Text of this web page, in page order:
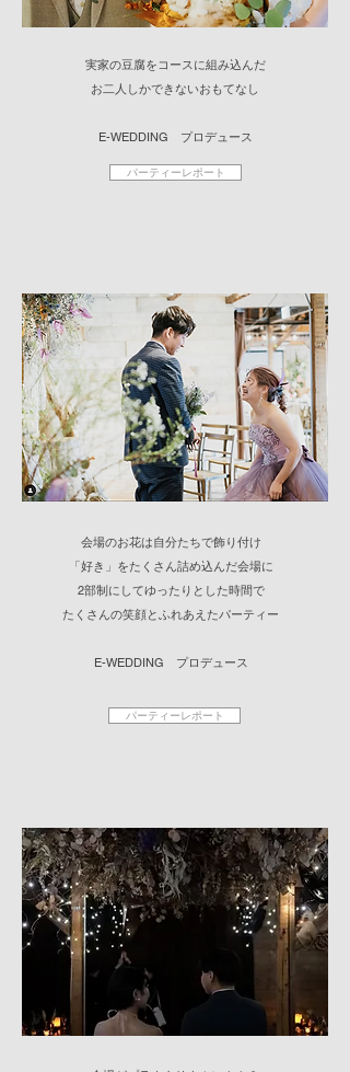
​実家の豆腐をコースに組み込んだ
​お二人しかできないおもてなし
​E-WEDDING プロデュース
パーティーレポート
会場のお花は自分たちで飾り付け
​「好き」をたくさん詰め込んだ会場に
2部制にしてゆったりとした時間で
たくさんの笑顔とふれあえたパーティー
E-WEDDING プロデュース
パーティーレポート